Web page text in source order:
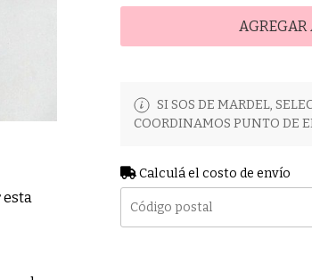
esta
AGREGAR
SI SOS DE MARDEL,
COORDINAMOS PUNTO DE
Calculá el costo de envío